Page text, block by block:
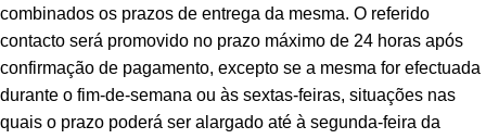
combinados os prazos de entrega da mesma. O referido
contacto será promovido no prazo máximo de 24 horas após
confirmação de pagamento, excepto se a mesma for efectuada
durante o fim-de-semana ou às sextas-feiras, situações nas
quais o prazo poderá ser alargado até à segunda-feira da